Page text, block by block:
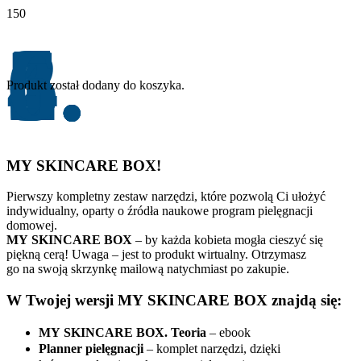
Produkt został dodany do koszyka.
MY SKINCARE BOX!
Pierwszy kompletny zestaw narzędzi, które pozwolą Ci ułożyć
indywidualny, oparty o źródła naukowe program pielęgnacji
domowej.
MY SKINCARE BOX – by każda kobieta mogła cieszyć się
piękną cerą! Uwaga – jest to produkt wirtualny. Otrzymasz
go na swoją skrzynkę mailową natychmiast po zakupie.
W Twojej wersji MY SKINCARE BOX znajdą się:
MY SKINCARE BOX. Teoria – ebook
Planner pielęgnacji – komplet narzędzi, dzięki
1.
2.
3.
4.
5.
6.